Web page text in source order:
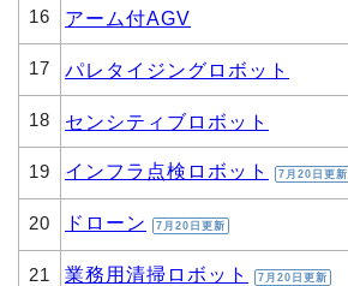
16 アーム付AGV
17 パレタイジングロボット
18 センシティブロボット
19 インフラ点検ロボット 7月20日更新
20 ドローン 7月20日更新
21 業務用清掃ロボット 7月20日更新